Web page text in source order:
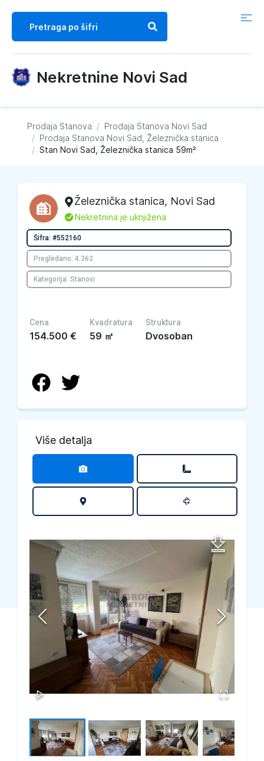
Nekretnine Novi Sad
Prodaja Stanova / Prodaja Stanova Novi Sad
/ Prodaja Stanova Novi Sad, Železnička stanica
/ Stan Novi Sad, Železnička stanica 59m²
Železnička stanica, Novi Sad
L Nekretnina je uknjižena
Šifra: #552160
Pregledano: 4.362
Kategorija: Stanovi
Cena
154.500 €
Kvadratura
59 ㎡
Struktura
Dvosoban
Više detalja